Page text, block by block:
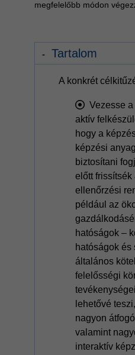
megfelelőbb módon
Tartalom
A konkrét
Vezesse
aktív
hogy a
képzési
biztosítani
előtt
ellenőrzési
például az
hatóságok –
hatóságok és
általános
felelősségi
lehetővé
nagyon
valamint
interaktív